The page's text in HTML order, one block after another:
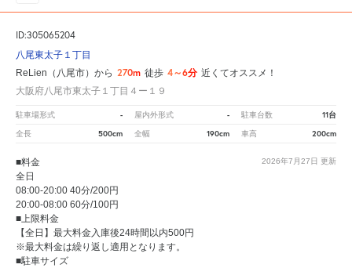
ID:305065204
八尾東太子１丁目
ReLien（八尾市）から 270m 徒歩 4～6分 近くてオススメ！
大阪府八尾市東太子１丁目４ー１９
駐車場形式 - 屋内外形式 - 駐車台数 11台
全長 500cm 全幅 190cm 車高 200cm
2026年7月27日 更新
■料金
全日
08:00-20:00 40分/200円
20:00-08:00 60分/100円
■上限料金
【全日】最大料金入庫後24時間以内500円
※最大料金は繰り返し適用となります。
■駐車サイズ